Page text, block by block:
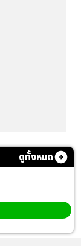
ดูทั้งหมด